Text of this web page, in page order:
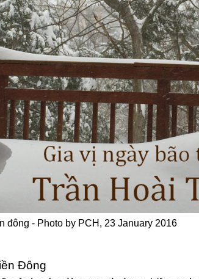
đông - Photo by PCH, 23 January 2016
Đông